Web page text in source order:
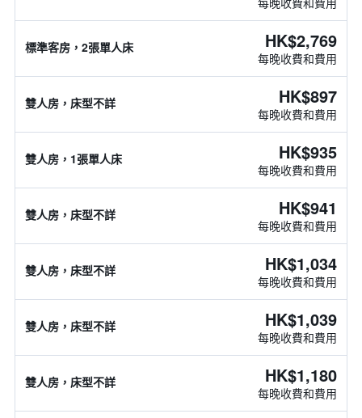
標準客房，2張單人床 HK$2,769
每晚收費和費用
雙人房，床型不詳 HK$897
每晚收費和費用
雙人房，1張單人床 HK$935
每晚收費和費用
雙人房，床型不詳 HK$941
每晚收費和費用
雙人房，床型不詳 HK$1,034
每晚收費和費用
雙人房，床型不詳 HK$1,039
每晚收費和費用
雙人房，床型不詳 HK$1,180
每晚收費和費用